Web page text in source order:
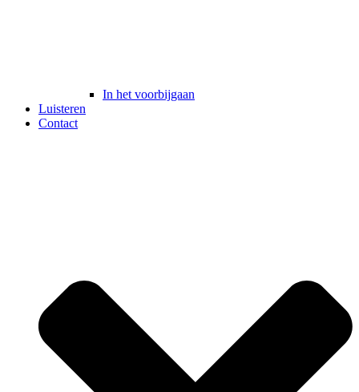
In het voorbijgaan
Luisteren
Contact